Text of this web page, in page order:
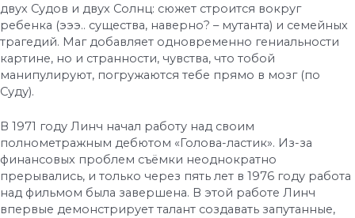
двух Судов и двух Солнц: сюжет строится вокруг
ребенка (эээ.. существа, наверно? – мутанта) и семейных
трагедий. Маг добавляет одновременно гениальности
картине, но и странности, чувства, что тобой
манипулируют, погружаются тебе прямо в мозг (по
Суду).
В 1971 году Линч начал работу над своим
полнометражным дебютом «Голова-ластик». Из-за
финансовых проблем съёмки неоднократно
прерывались, и только через пять лет в 1976 году работа
над фильмом была завершена. В этой работе Линч
впервые демонстрирует талант создавать запутанные,